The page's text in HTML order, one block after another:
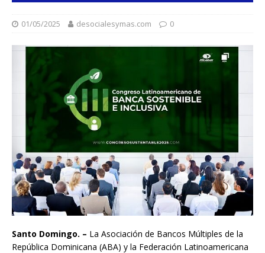
01/05/2025 desocialesymas.com 0
Santo Domingo. – La Asociación de Bancos Múltiples de la
República Dominicana (ABA) y la Federación Latinoamericana